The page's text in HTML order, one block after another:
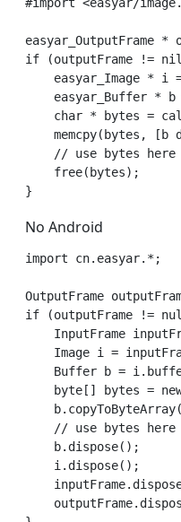
easyar_OutputFrame
if (outputFrame !=
easyar_Image * i
easyar_Buffer * b
char * bytes =
memcpy(bytes, [b
    // use bytes here
    free(bytes);
No Android
import cn.easyar.*;
OutputFrame
if (outputFrame !=
InputFrame
Image i =
Buffer b =
byte[] bytes =
    // use bytes here
    b.dispose();
    i.dispose();